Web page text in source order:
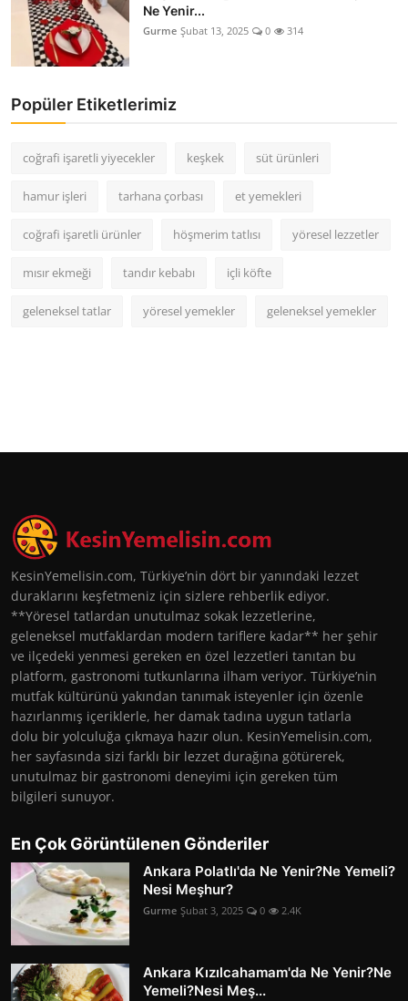
Ne Yenir...
Gurme Şubat 13, 2025 0 314
Popüler Etiketlerimiz
coğrafi işaretli yiyecekler keşkek süt ürünleri
hamur işleri tarhana çorbası et yemekleri
coğrafi işaretli ürünler höşmerim tatlısı yöresel lezzetler
mısır ekmeği tandır kebabı içli köfte
geleneksel tatlar yöresel yemekler geleneksel yemekler
KesinYemelisin.com, Türkiye’nin dört bir yanındaki lezzet
duraklarını keşfetmeniz için sizlere rehberlik ediyor.
**Yöresel tatlardan unutulmaz sokak lezzetlerine,
geleneksel mutfaklardan modern tariflere kadar** her şehir
ve ilçedeki yenmesi gereken en özel lezzetleri tanıtan bu
platform, gastronomi tutkunlarına ilham veriyor. Türkiye’nin
mutfak kültürünü yakından tanımak isteyenler için özenle
hazırlanmış içeriklerle, her damak tadına uygun tatlarla
dolu bir yolculuğa çıkmaya hazır olun. KesinYemelisin.com,
her sayfasında sizi farklı bir lezzet durağına götürerek,
unutulmaz bir gastronomi deneyimi için gereken tüm
bilgileri sunuyor.
En Çok Görüntülenen Gönderiler
Ankara Polatlı'da Ne Yenir?Ne Yemeli?
Nesi Meşhur?
Gurme Şubat 3, 2025 0 2.4K
Ankara Kızılcahamam'da Ne Yenir?Ne
Yemeli?Nesi Meş...